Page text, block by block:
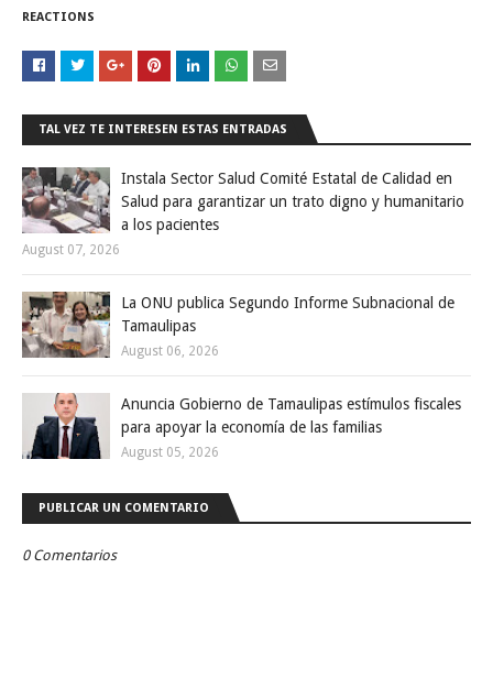
REACTIONS
TAL VEZ TE INTERESEN ESTAS ENTRADAS
Instala Sector Salud Comité Estatal de Calidad en
Salud para garantizar un trato digno y humanitario
a los pacientes
August 07, 2026
La ONU publica Segundo Informe Subnacional de
Tamaulipas
August 06, 2026
Anuncia Gobierno de Tamaulipas estímulos fiscales
para apoyar la economía de las familias
August 05, 2026
PUBLICAR UN COMENTARIO
0 Comentarios